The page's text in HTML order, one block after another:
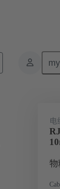
09 45 700 0051
电
物